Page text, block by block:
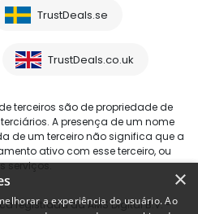
TrustDeals.se
TrustDeals.co.uk
terceiros são de propriedade de
A presença de um nome
de um terceiro não significa que a
ativo com esse terceiro, ou
serviços.
registrada da AMS Digital B.V. -
×
a experiência do usuário. Ao